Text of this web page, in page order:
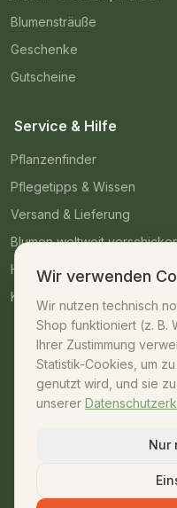
Blumensträuße
Geschenke
Gutscheine
Service & Hilfe
Pflanzenfinder
Pflegetipps & Wissen
Versand & Lieferung
Blumen weltweit
Häufige Fragen
Kontakt
Kontakt
07042 – 23009
shop@unsere-
Wir verwenden
Wir nutzen technisch
Shop funktioniert (z. B.
Ihrer Zustimmung
Statistik-Cookies, um
genutzt wird, und sie
unserer
Nur